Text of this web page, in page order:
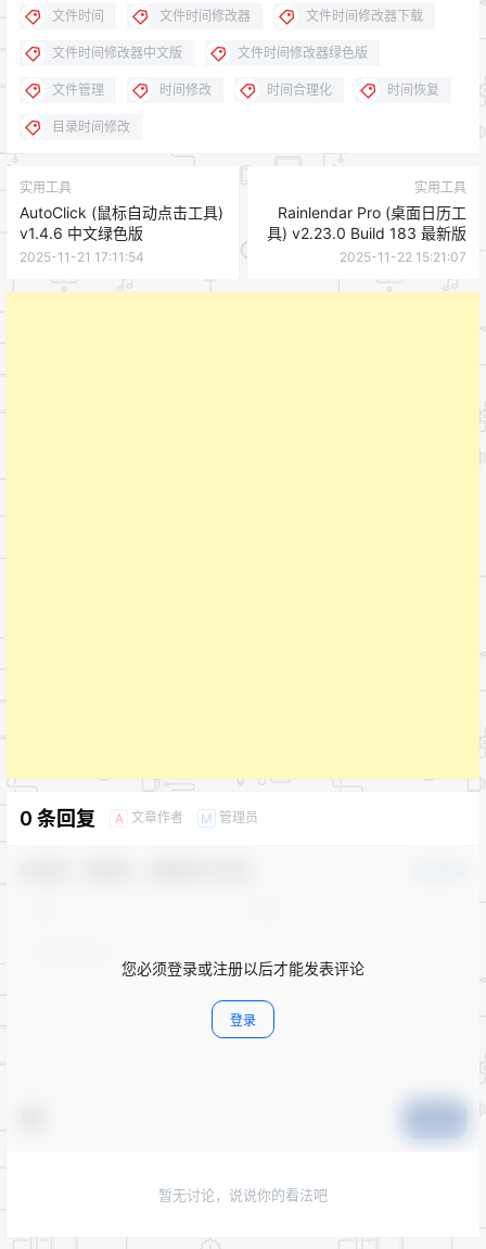
文件时间 文件时间修改器 文件时间修改器下载
文件时间修改器中文版 文件时间修改器绿色版
文件管理 时间修改 时间合理化 时间恢复
目录时间修改
实用工具
AutoClick (鼠标自动点击工具)
v1.4.6 中文绿色版
2025-11-21 17:11:54
实用工具
Rainlendar Pro (桌面日历工
具) v2.23.0 Build 183 最新版
2025-11-22 15:21:07
0 条回复 A 文章作者 M 管理员
您必须登录或注册以后才能发表评论
登录
暂无讨论，说说你的看法吧